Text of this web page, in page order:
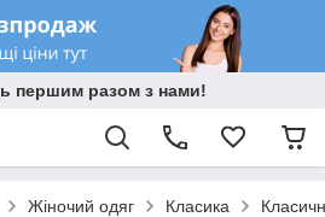
першим разом з нами!
Жіночий одяг Класика